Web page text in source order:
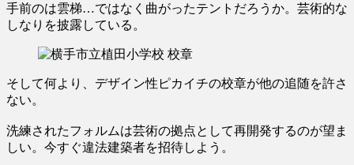
手前のは雲梯…ではなく曲がったテントだろうか。芸術的な
しなりを披露している。
そして何より、デザイン性ピカイチの校章が他の追随を許さ
ない。
洗練されたフォルムは芸術の拠点として再開発するのが望ま
しい。今すぐ違法建築者を招待しよう。